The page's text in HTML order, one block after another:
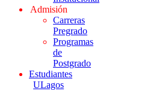
Admisión
Carreras
Pregrado
Programas
de
Postgrado
Estudiantes
ULagos